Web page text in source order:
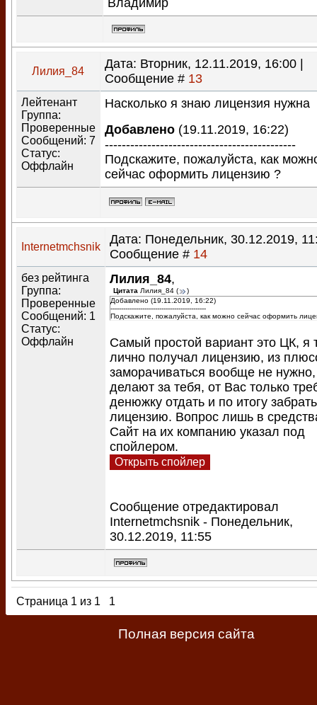
Владимир
Лилия_84
Дата: Вторник, 12.11.2019, 16:00 |
Сообщение # 13
Лейтенант
Группа:
Проверенные
Сообщений: 7
Статус:
Оффлайн
Насколько я знаю лицензия нужна
Добавлено (19.11.2019, 16:22)
---------------------------------------------
Подскажите, пожалуйста, как
сейчас оформить лицензию ?
Internetmchsnik
Дата: Понедельник, 30.12.2019,
Сообщение # 14
без рейтинга
Группа:
Проверенные
Сообщений: 1
Статус:
Оффлайн
Лилия_84,
Цитата Лилия_84 (
)
Добавлено (19.11.2019, 16:22)
---------------------------------------------
Подскажите, пожалуйста, как можно сейчас оформить
Самый простой вариант это ЦК, я
лично получал лицензию, из
заморачиваться вообще не
делают за тебя, от Вас только
денюжку отдать и по итогу забрать
лицензию. Вопрос лишь в
Сайт на их компанию указал под
спойлером.
Сообщение отредактировал
Internetmchsnik - Понедельник,
30.12.2019, 11:55
Страница 1 из 1 1
Полная версия сайта